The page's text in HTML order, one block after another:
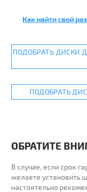
Как найти свой
ПОДОБРАТЬ ДИСКИ
ПОДОБРАТЬ
ОБРАТИТЕ
В случае, если срок
желаете установить
настоятельно